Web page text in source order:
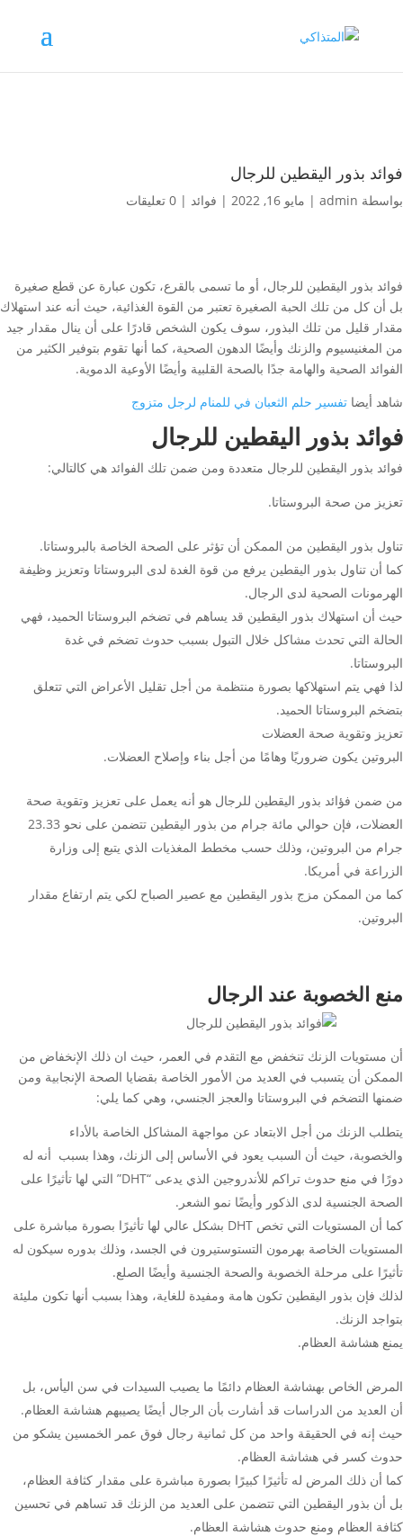
فوائد بذور اليقطين للرجال
بواسطة admin
| مايو 16, 2022 | فوائد | 0 تعليقات
فوائد بذور اليقطين للرجال، أو ما تسمى بالقرع، تكون عبارة عن قطع صغيرة
بل أن كل من تلك الحبة الصغيرة تعتبر من القوة الغذائية، حيث أنه عند استهلاك
مقدار قليل من تلك البذور، سوف يكون الشخص قادرًا على أن ينال مقدار جيد
من المغنيسيوم والزنك وأيضًا الدهون الصحية، كما أنها تقوم بتوفير الكثير من
الفوائد الصحية والهامة جدًا بالصحة القلبية وأيضًا الأوعية الدموية.
شاهد أيضا تفسير حلم الثعبان في للمنام لرجل متزوج
فوائد بذور اليقطين للرجال
فوائد بذور اليقطين للرجال متعددة ومن ضمن تلك الفوائد هي كالتالي:
تعزيز من صحة البروستاتا.
تناول بذور اليقطين من الممكن أن تؤثر على الصحة الخاصة بالبروستاتا.
كما أن تناول بذور اليقطين يرفع من قوة الغدة لدى البروستاتا وتعزيز وظيفة
الهرمونات الصحية لدى الرجال.
حيث أن استهلاك بذور اليقطين قد يساهم في تضخم البروستاتا الحميد، فهي
الحالة التي تحدث مشاكل خلال التبول بسبب حدوث تضخم في غدة
البروستاتا.
لذا فهي يتم استهلاكها بصورة منتظمة من أجل تقليل الأعراض التي تتعلق
بتضخم البروستاتا الحميد.
تعزيز وتقوية صحة العضلات
البروتين يكون ضروريًا وهامًا من أجل بناء وإصلاح العضلات.
من ضمن فؤائد بذور اليقطين للرجال هو أنه يعمل على تعزيز وتقوية صحة
العضلات، فإن حوالي مائة جرام من بذور اليقطين تتضمن على نحو 23.33
جرام من البروتين، وذلك حسب مخطط المغذيات الذي يتبع إلى وزارة
الزراعة في أمريكا.
كما من الممكن مزج بذور اليقطين مع عصير الصباح لكي يتم ارتفاع مقدار
البروتين.
منع الخصوبة عند الرجال
أن مستويات الزنك تنخفض مع التقدم في العمر، حيث ان ذلك الإنخفاض من
الممكن أن يتسبب في العديد من الأمور الخاصة بقضايا الصحة الإنجابية ومن
ضمنها التضخم في البروستاتا والعجز الجنسي، وهي كما يلي:
يتطلب الزنك من أجل الابتعاد عن مواجهة المشاكل الخاصة بالأداء
والخصوبة، حيث أن السبب يعود في الأساس إلى الزنك، وهذا بسبب أنه له
دورًا في منع حدوث تراكم للأندروجين الذي يدعى “DHT” التي لها تأثيرًا على
الصحة الجنسية لدى الذكور وأيضًا نمو الشعر.
كما أن المستويات التي تخص DHT بشكل عالي لها تأثيرًا بصورة مباشرة على
المستويات الخاصة بهرمون التستوستيرون في الجسد، وذلك بدوره سيكون له
تأثيرًا على مرحلة الخصوبة والصحة الجنسية وأيضًا الصلع.
لذلك فإن بذور اليقطين تكون هامة ومفيدة للغاية، وهذا بسبب أنها تكون مليئة
بتواجد الزنك.
يمنع هشاشة العظام.
المرض الخاص بهشاشة العظام دائمًا ما يصيب السيدات في سن اليأس، بل
أن العديد من الدراسات قد أشارت بأن الرجال أيضًا يصيبهم هشاشة العظام.
حيث إنه في الحقيقة واحد من كل ثمانية رجال فوق عمر الخمسين يشكو من
حدوث كسر في هشاشة العظام.
كما أن ذلك المرض له تأثيرًا كبيرًا بصورة مباشرة على مقدار كثافة العظام،
بل أن بذور اليقطين التي تتضمن على العديد من الزنك قد تساهم في تحسين
كثافة العظام ومنع حدوث هشاشة العظام.